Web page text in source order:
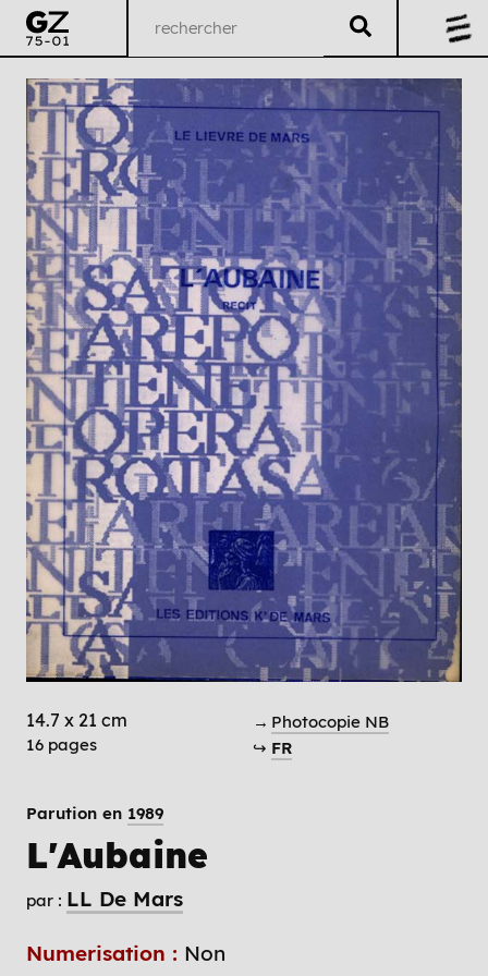
14.7 x 21 cm
16 pages
→ Photocopie NB
↪ FR
Parution en 1989
L'Aubaine
par : LL De Mars
Numerisation : Non